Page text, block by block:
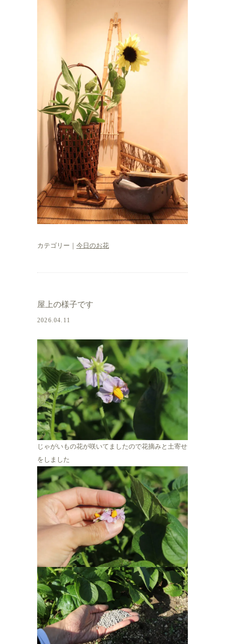
カテゴリー｜ 今日のお花
屋上の様子です
2026.04.11
じゃがいもの花が咲いてましたので花摘みと土寄せ
をしました